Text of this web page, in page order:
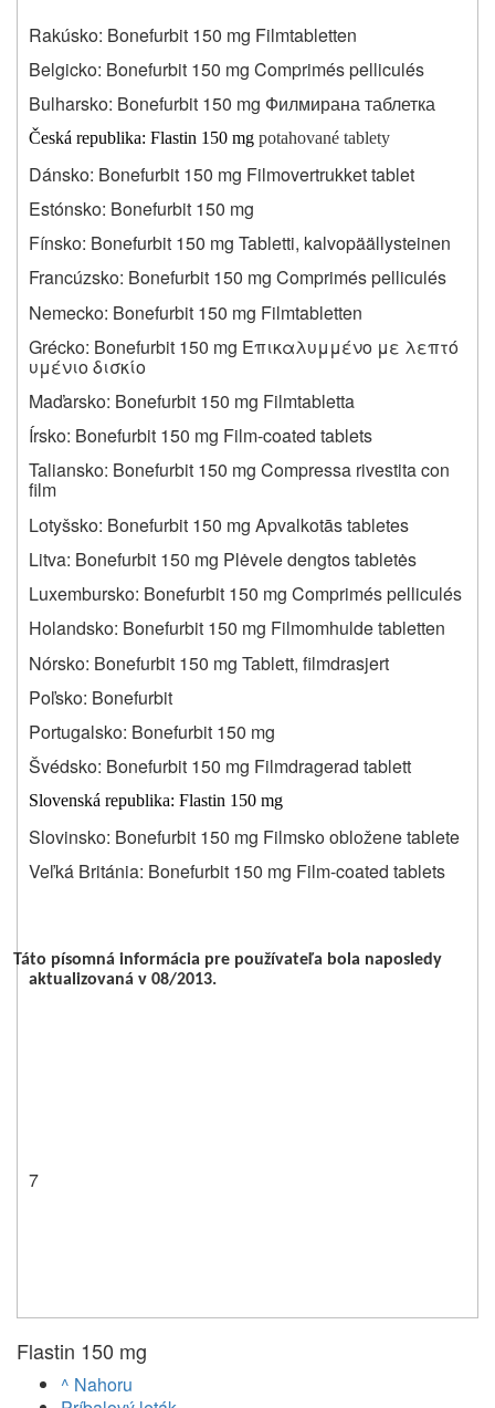
Rakúsko: Bonefurbit 150 mg Filmtabletten
Belgicko: Bonefurbit 150 mg Comprimés pelliculés
Bulharsko: Bonefurbit 150 mg Филмирана таблетка
Česká republika: Flastin 150 mg potahované tablety
Dánsko: Bonefurbit 150 mg Filmovertrukket tablet
Estónsko: Bonefurbit 150 mg
Fínsko: Bonefurbit 150 mg Tabletti, kalvopäällysteinen
Francúzsko: Bonefurbit 150 mg Comprimés pelliculés
Nemecko: Bonefurbit 150 mg Filmtabletten
Grécko: Bonefurbit 150 mg Επικαλυμμένο με λεπτό
υμένιο δισκίο
Maďarsko: Bonefurbit 150 mg Filmtabletta
Írsko: Bonefurbit 150 mg Film-coated tablets
Taliansko: Bonefurbit 150 mg Compressa rivestita con
film
Lotyšsko: Bonefurbit 150 mg Apvalkotās tabletes
Litva: Bonefurbit 150 mg Plėvele dengtos tabletės
Luxembursko: Bonefurbit 150 mg Comprimés pelliculés
Holandsko: Bonefurbit 150 mg Filmomhulde tabletten
Nórsko: Bonefurbit 150 mg Tablett, filmdrasjert
Poľsko: Bonefurbit
Portugalsko: Bonefurbit 150 mg
Švédsko: Bonefurbit 150 mg Filmdragerad tablett
Slovenská republika: Flastin 150 mg
Slovinsko: Bonefurbit 150 mg Filmsko obložene tablete
Veľká Británia: Bonefurbit 150 mg Film-coated tablets
Táto písomná informácia pre používateľa bola naposledy
aktualizovaná v 08/2013.
7
Flastin 150 mg
^ Nahoru